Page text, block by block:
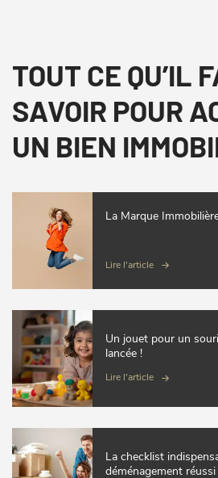
TOUT CE QU’IL
SAVOIR POUR
UN BIEN
La Marque
Lire l'article
Un jouet pour un
lancée !
Lire l'article
La checklist
déménagement réussi